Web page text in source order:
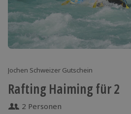
Jochen Schweizer Gutschein
Rafting Haiming für 2
2 Personen